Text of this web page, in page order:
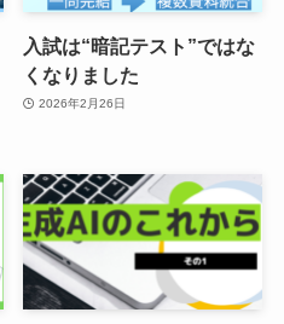
入試は“暗記テスト”ではな
くなりました
2026年2月26日